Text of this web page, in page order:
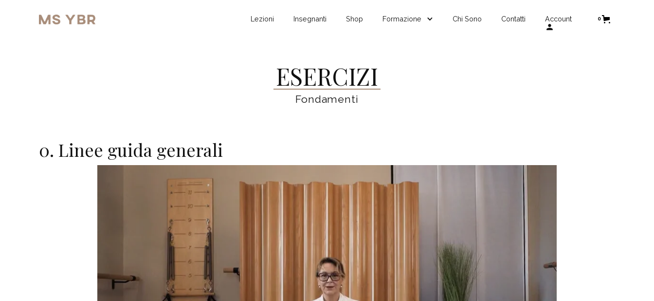
Lezioni Insegnanti Shop Formazione Chi Sono Contatti Account
person
0
ESERCIZI
Fondamenti
0. Linee guida generali